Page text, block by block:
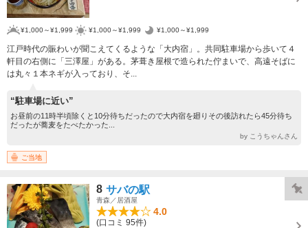
¥1,000～¥1,999 ¥1,000～¥1,999 ¥1,000～¥1,999
江戸時代の賑わいが聞こえてくるような「大内宿」。共同駐車場から歩いて４
軒目の右側に「三澤屋」がある。茅葺き屋根で造られた佇まいで、高遠そばに
は丸々１本ネギが入っており、そ...
“駐車場に近い”
お昼前の11時半頃除くと10分待ちだったので大内宿を廻りその後訪れたら45分待ち
だったが蕎麦をたべたかった...
by こうちゃんさん
ご当地
8 サバの駅
青森／居酒屋
4.0
(口コミ 95件)